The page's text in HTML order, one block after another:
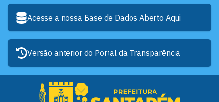
Acesse a nossa Base de Dados Aberto Aqui
Versão anterior do Portal da Transparência